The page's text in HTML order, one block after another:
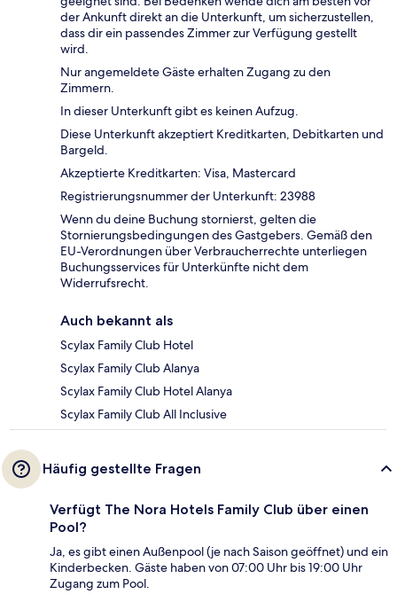
der Ankunft direkt an die Unterkunft, um sicherzustellen,
dass dir ein passendes Zimmer zur Verfügung gestellt
wird.
Nur angemeldete Gäste erhalten Zugang zu den
Zimmern.
In dieser Unterkunft gibt es keinen Aufzug.
Diese Unterkunft akzeptiert Kreditkarten, Debitkarten und
Bargeld.
Akzeptierte Kreditkarten: Visa, Mastercard
Registrierungsnummer der Unterkunft: 23988
Wenn du deine Buchung stornierst, gelten die
Stornierungsbedingungen des Gastgebers. Gemäß den
EU-Verordnungen über Verbraucherrechte unterliegen
Buchungsservices für Unterkünfte nicht dem
Widerrufsrecht.
Auch bekannt als
Scylax Family Club Hotel
Scylax Family Club Alanya
Scylax Family Club Hotel Alanya
Scylax Family Club All Inclusive
Häufig gestellte Fragen
Verfügt The Nora Hotels Family Club über einen
Pool?
Ja, es gibt einen Außenpool (je nach Saison geöffnet) und ein
Kinderbecken. Gäste haben von 07:00 Uhr bis 19:00 Uhr
Zugang zum Pool.